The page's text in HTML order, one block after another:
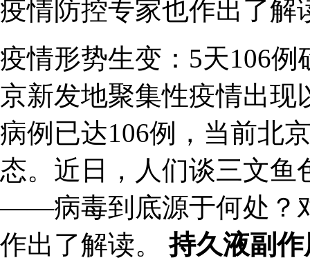
疫情防控专家也作出了解
疫情形势生变：5天106
京新发地聚集性疫情出现
病例已达106例，当前北
态。近日，人们谈三文
——病毒到底源于何处？
作出了解读。持久液副作